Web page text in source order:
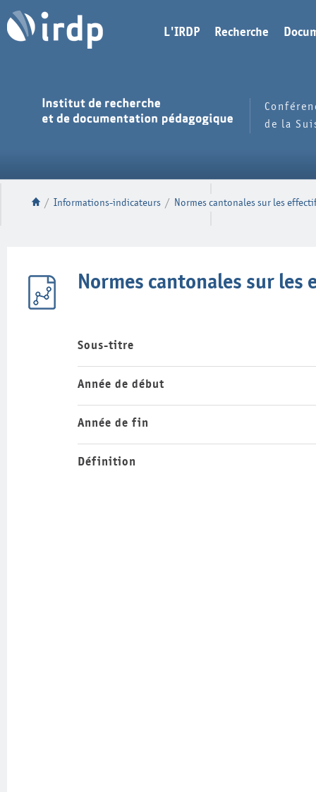
L'IRDP Recherche
de la
/ Informations-indicateurs / Normes cantonales sur les
Normes cantonales sur les
Sous-titre
Année de début
Année de fin
Définition